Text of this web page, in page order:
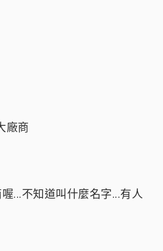
廠商
...不知道叫什麼名字...有人